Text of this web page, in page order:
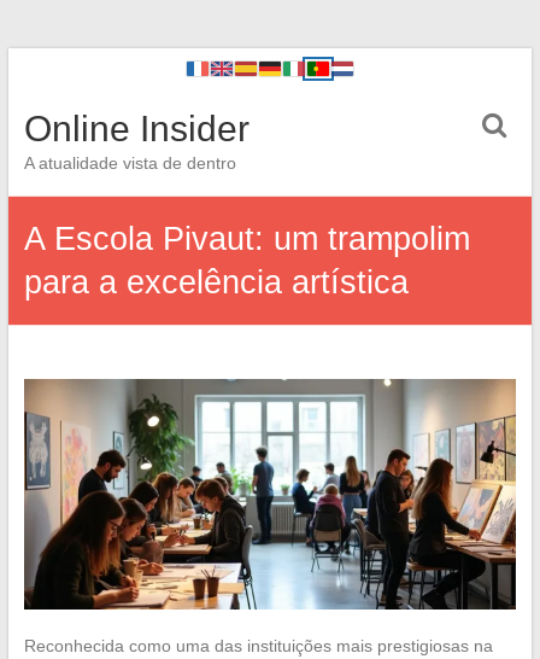
Online Insider
A atualidade vista de dentro
A Escola Pivaut: um trampolim
para a excelência artística
Reconhecida como uma das instituições mais prestigiosas na